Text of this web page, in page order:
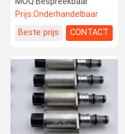
Fabriekstoch Kwaliteitsco
Ntrole
Gevallen
Vraag Een
Offerte
And Case CX210B
Excavators
Prijs:Onderhandelbaar
Beste prijs
CONTACT